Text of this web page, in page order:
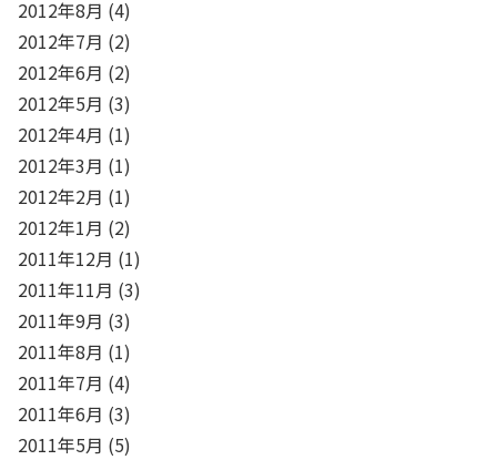
2012年8月 (4)
2012年7月 (2)
2012年6月 (2)
2012年5月 (3)
2012年4月 (1)
2012年3月 (1)
2012年2月 (1)
2012年1月 (2)
2011年12月 (1)
2011年11月 (3)
2011年9月 (3)
2011年8月 (1)
2011年7月 (4)
2011年6月 (3)
2011年5月 (5)